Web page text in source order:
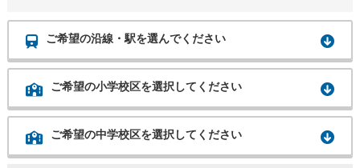
ご希望の沿線・駅を選んでください
ご希望の小学校区を選択してください
ご希望の中学校区を選択してください